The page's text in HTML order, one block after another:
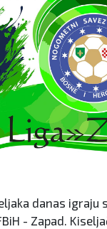
danas
- Zapad.